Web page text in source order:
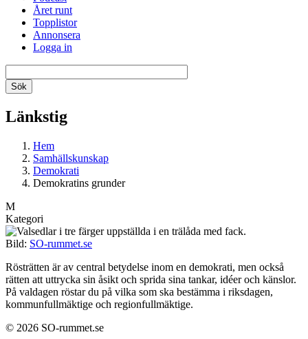
Året runt
Topplistor
Annonsera
Logga in
Länkstig
Hem
Samhällskunskap
Demokrati
Demokratins grunder
M
Kategori
Bild: SO-rummet.se
Rösträtten är av central betydelse inom en demokrati, men också
rätten att uttrycka sin åsikt och sprida sina tankar, idéer och känslor.
På valdagen röstar du på vilka som ska bestämma i riksdagen,
kommunfullmäktige och regionfullmäktige.
© 2026 SO-rummet.se